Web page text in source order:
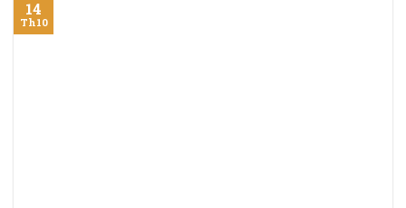
14
Th10